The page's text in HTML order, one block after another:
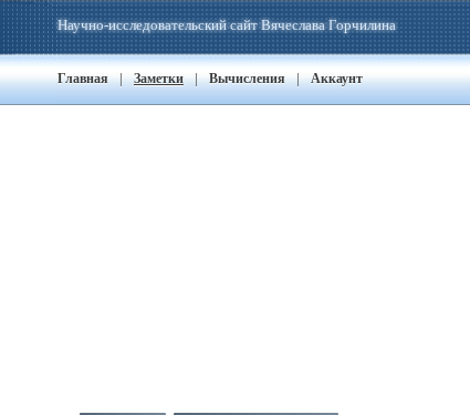
Научно-исследовательский сайт Вячеслава Горчилина
Главная | Заметки | Вычисления | Аккаунт